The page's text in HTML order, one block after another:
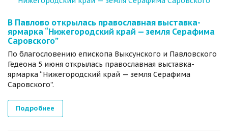
В Павлово открылась православная выставка-
ярмарка “Нижегородский край — земля Серафима
Саровского”
По благословению епископа Выксунского и Павловского
Гедеона 5 июня открылась православная выставка-
ярмарка “Нижегородский край — земля Серафима
Саровского”.
Подробнее